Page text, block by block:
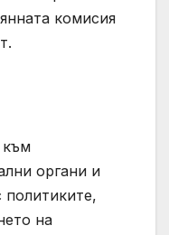
комисия
към
органи и
на